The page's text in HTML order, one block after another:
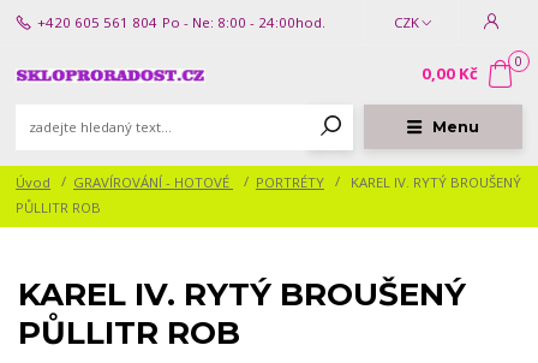
Menu
CZK
+420 605 561 804 Po - Ne: 8:00 - 24:00hod.
0
0,00 Kč
Úvod GRAVÍROVÁNÍ - HOTOVÉ PORTRÉTY
KAREL IV. RYTÝ BROUŠENÝ
PŮLLITR ROB
KAREL IV. RYTÝ BROUŠENÝ
PŮLLITR ROB